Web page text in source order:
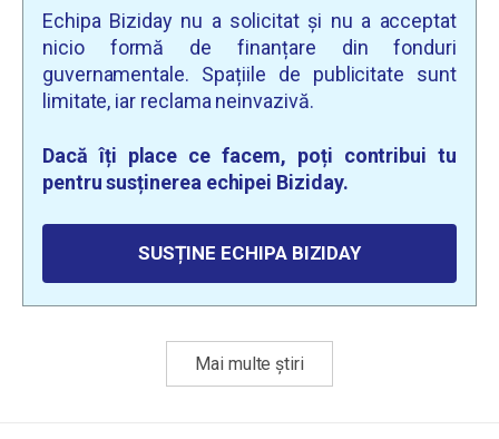
Echipa Biziday nu a solicitat și nu a acceptat
nicio formă de finanțare din fonduri
guvernamentale. Spațiile de publicitate sunt
limitate, iar reclama neinvazivă.
Dacă îți place ce facem, poți contribui tu
pentru susținerea echipei Biziday.
SUSȚINE ECHIPA BIZIDAY
Mai multe știri